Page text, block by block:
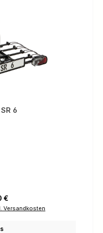
6
Preis:
€
Versandkosten